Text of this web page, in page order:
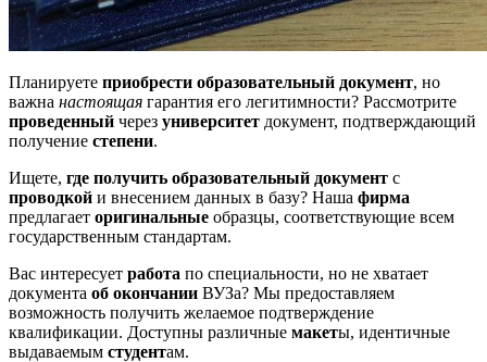
Планируете приобрести образовательный документ, но
важна настоящая гарантия его легитимности? Рассмотрите
проведенный через университет документ, подтверждающий
получение степени.
Ищете, где получить образовательный документ с
проводкой и внесением данных в базу? Наша фирма
предлагает оригинальные образцы, соответствующие всем
государственным стандартам.
Вас интересует работа по специальности, но не хватает
документа об окончании ВУЗа? Мы предоставляем
возможность получить желаемое подтверждение
квалификации. Доступны различные макеты, идентичные
выдаваемым студентам.